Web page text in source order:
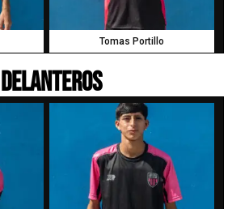
Tomas Portillo
DELANTEROS